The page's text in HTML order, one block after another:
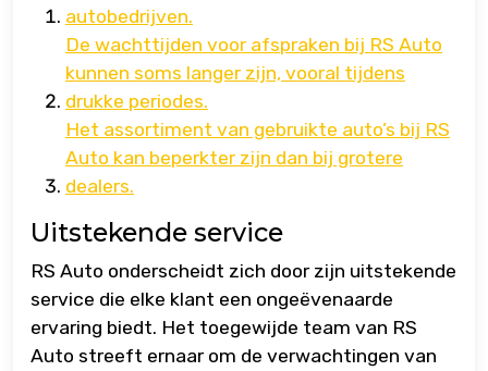
autobedrijven.
De wachttijden voor afspraken bij RS Auto
kunnen soms langer zijn, vooral tijdens
drukke periodes.
Het assortiment van gebruikte auto’s bij RS
Auto kan beperkter zijn dan bij grotere
dealers.
Uitstekende service
RS Auto onderscheidt zich door zijn uitstekende
service die elke klant een ongeëvenaarde
ervaring biedt. Het toegewijde team van RS
Auto streeft ernaar om de verwachtingen van